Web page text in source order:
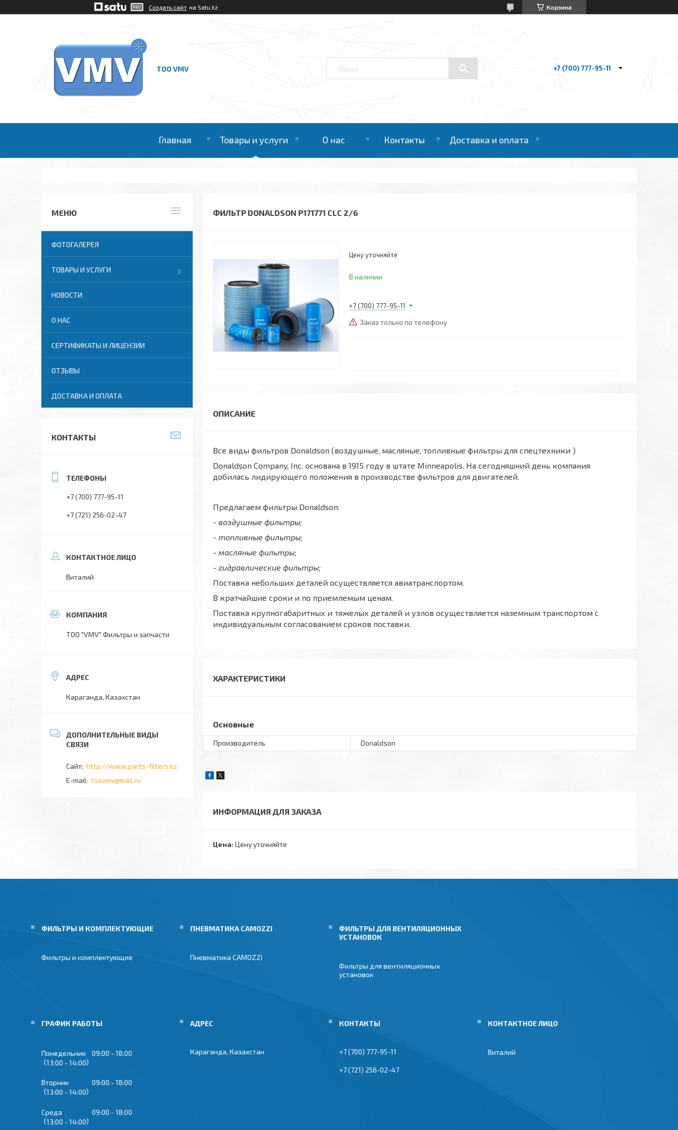
Создать сайт на Satu.kz Корзина
ТОО VMV +7 (700) 777-95-11
Главная Товары и услуги О нас Контакты Доставка и оплата
ФИЛЬТР DONALDSON P171771 CLC 2/6
Цену уточняйте
В наличии
+7 (700) 777-95-11
Заказ только по телефону
Все виды фильтров Donaldson (воздушные, масляные, топливные фильтры для спецтехники )
Donaldson Company, Inc. основана в 1915 году в штате Minneapolis. На сегодняшний день компания
добилась лидирующего положения в производстве фильтров для двигателей.
Предлагаем фильтры Donaldson:
- воздушные фильтры;
- топливные фильтры;
- масляные фильтры;
- гидравлические фильтры;
Поставка небольших деталей осуществляется авиатранспортом.
В кратчайшие сроки и по приемлемым ценам.
Поставка крупногабаритных и тяжелых деталей и узлов осуществляется наземным транспортом с
индивидуальным согласованием сроков поставки.
ХАРАКТЕРИСТИКИ
Основные
Производитель Donaldson
ИНФОРМАЦИЯ ДЛЯ ЗАКАЗА
Цена: Цену уточняйте
ФОТОГАЛЕРЕЯ
ТОВАРЫ И УСЛУГИ
НОВОСТИ
О НАС
СЕРТИФИКАТЫ И ЛИЦЕНЗИИ
ОТЗЫВЫ
ДОСТАВКА И ОПЛАТА
КОНТАКТЫ
+7 (700) 777-95-11
+7 (721) 256-02-47
Виталий
ТОО "VMV" Фильтры и запчасти
Караганда, Казахстан
http://www.parts-filters.kz
toovmv@mail.ru
ФИЛЬТРЫ И КОМПЛЕКТУЮЩИЕ
Фильтры и комплектующие
ПНЕВМАТИКА CAMOZZI
Пневматика CAMOZZI
ФИЛЬТРЫ ДЛЯ ВЕНТИЛЯЦИОННЫХ
УСТАНОВОК
Фильтры для вентиляционных
установок
ГРАФИК РАБОТЫ
Понедельник 09:00
18:00
13:00
14:00
Вторник 09:00
18:00
13:00
14:00
Среда 09:00
18:00
13:00
14:00
Караганда, Казахстан +7 (700) 777-95-11
+7 (721) 256-02-47
Виталий